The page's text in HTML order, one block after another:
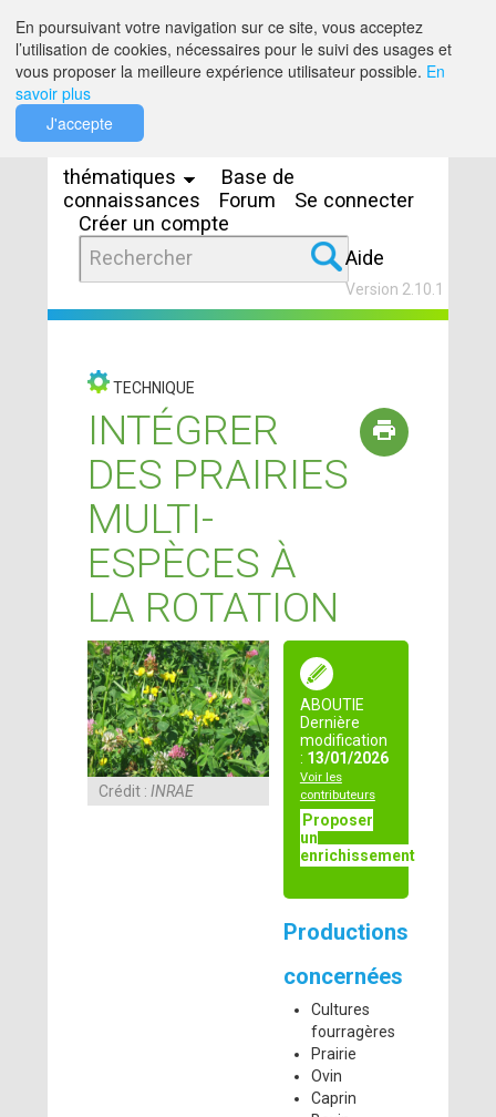
thématiques
Base de
connaissances
Forum
Se connecter
Créer un compte
Aide
Version 2.10.1
TECHNIQUE
INTÉGRER
DES PRAIRIES
MULTI-
ESPÈCES À
LA ROTATION
ABOUTIE
Dernière
modification
: 13/01/2026
Voir les
contributeurs
Proposer
un
enrichissement
Productions
concernées
Cultures
fourragères
Prairie
Ovin
Caprin
Crédit :INRAE
En poursuivant votre navigation sur ce site, vous acceptez
l’utilisation de cookies, nécessaires pour le suivi des usages et
vous proposer la meilleure expérience utilisateur possible. En
savoir plus
J'accepte